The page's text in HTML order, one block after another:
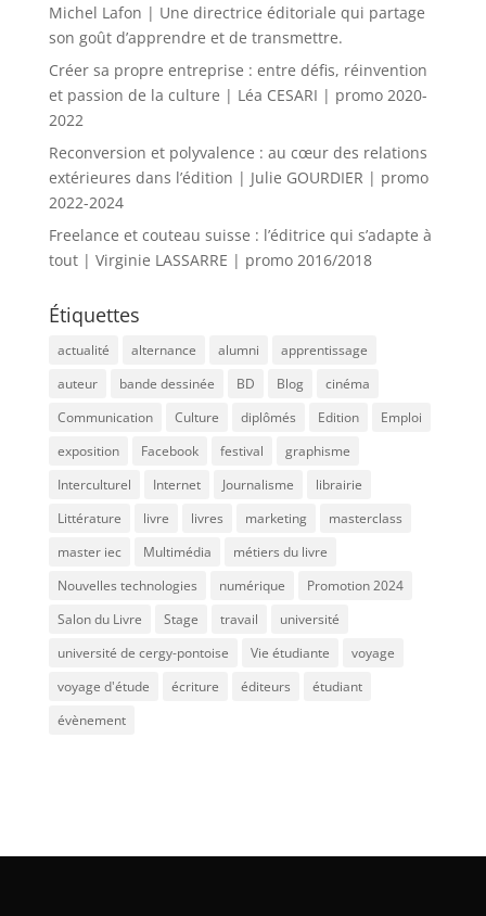
Michel Lafon | Une directrice éditoriale qui partage
son goût d’apprendre et de transmettre.
Créer sa propre entreprise : entre défis, réinvention
et passion de la culture | Léa CESARI | promo 2020-
2022
Reconversion et polyvalence : au cœur des relations
extérieures dans l’édition | Julie GOURDIER | promo
2022-2024
Freelance et couteau suisse : l’éditrice qui s’adapte à
tout | Virginie LASSARRE | promo 2016/2018
Étiquettes
actualité alternance alumni
apprentissage
auteur
bande dessinée BD Blog
cinéma
Communication
Culture diplômés Edition
Emploi
exposition
Facebook festival
graphisme
Interculturel
Internet Journalisme
librairie
Littérature
livre livres marketing
masterclass
master iec
Multimédia
métiers du livre
Nouvelles technologies
numérique
Promotion 2024
Salon du Livre
Stage travail
université
université de cergy-pontoise
Vie étudiante
voyage
voyage d'étude
écriture éditeurs
étudiant
évènement